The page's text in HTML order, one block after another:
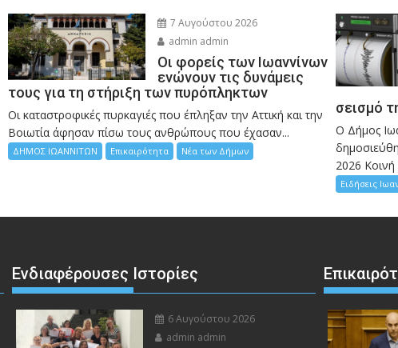
7 Αυγούστου 2026
admin admin
Οι φορείς των Ιωαννίνων
ενώνουν τις δυνάμεις
τους για τη στήριξη των πυρόπληκτων
Οι καταστροφικές πυρκαγιές που έπληξαν την Αττική και την
Bοιωτία άφησαν πίσω τους ανθρώπους που έχασαν...
ΔΗΜΟΣ ΙΩΑΝΝΙΤΩΝ Επικαιρότητα Νέα των Δήμων
σεισμό
Ο Δήμος
2026
Ειδήσεις
Ενδιαφέρουσες Ιστορίες
6 Αυγούστου 2026
admin admin